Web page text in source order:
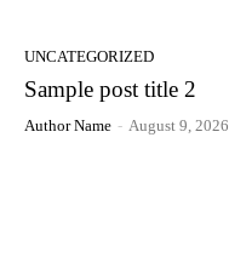
UNCATEGORIZED
Sample post title 2
Author Name - August 9, 2026